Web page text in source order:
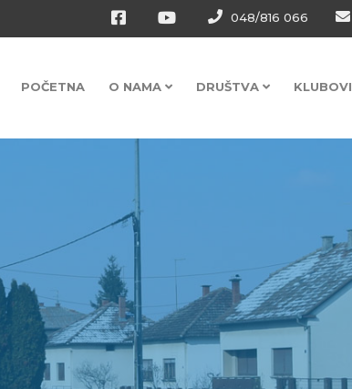
048/816 066
POČETNA O NAMA DRUŠTVA KLUBOVI